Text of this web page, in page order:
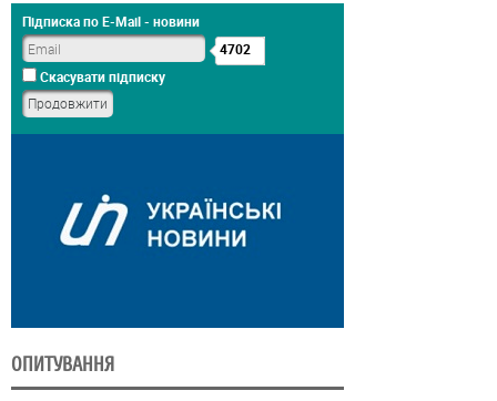
Підписка по E-Mail - новини
4702
Скасувати підписку
ОПИТУВАННЯ